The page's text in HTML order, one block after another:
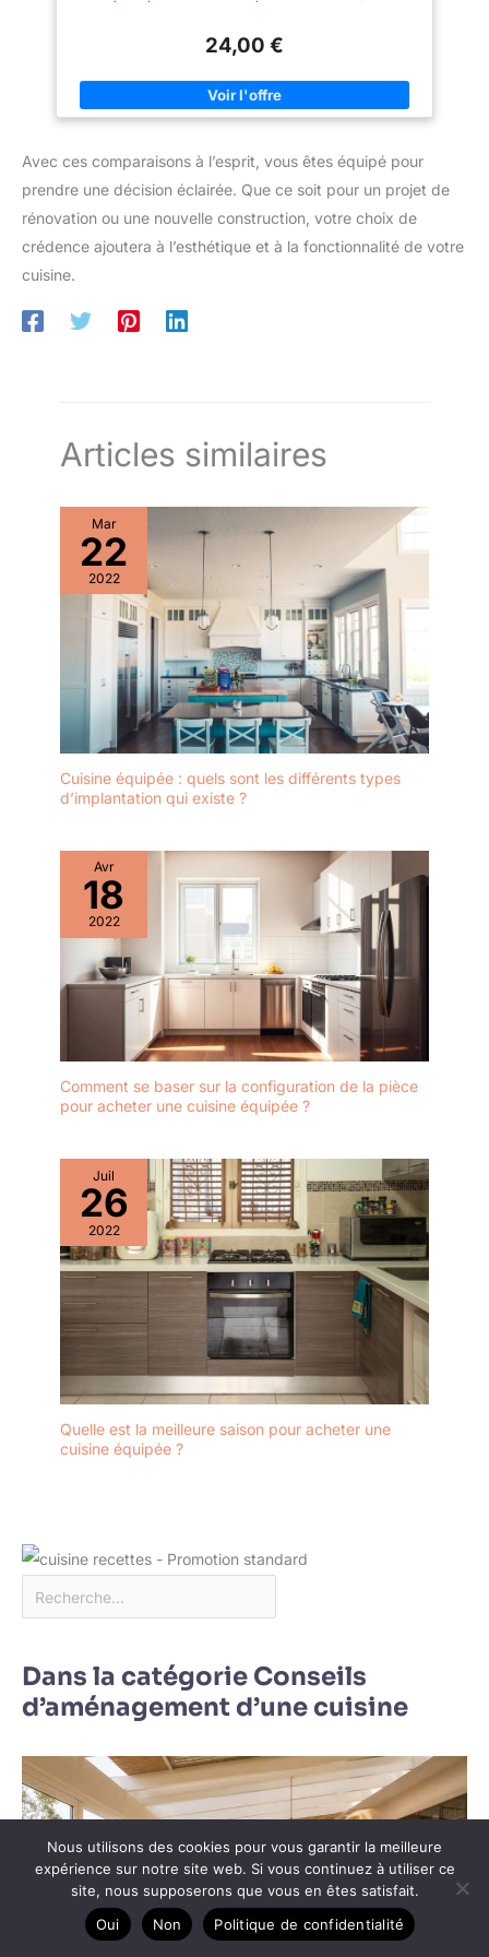
sèche pour prolonger la durée
(PVC) - 40 x 60 cm (400 x 600 mm) -
24,00 €
Avec ces comparaisons à l’esprit, vous êtes équipé pour
prendre une décision éclairée. Que ce soit pour un projet de
rénovation ou une nouvelle construction, votre choix de
crédence ajoutera à l’esthétique et à la fonctionnalité de votre
cuisine.
Articles similaires
Mar
22
2022
Cuisine équipée : quels sont les différents types
d’implantation qui existe ?
Avr
18
2022
Comment se baser sur la configuration de la pièce
pour acheter une cuisine équipée ?
Juil
26
2022
Quelle est la meilleure saison pour acheter une
cuisine équipée ?
Dans la catégorie Conseils
d’aménagement d’une cuisine
Nous utilisons des cookies pour vous garantir la meilleure
expérience sur notre site web. Si vous continuez à utiliser ce
site, nous supposerons que vous en êtes satisfait.
Oui
Non Politique de confidentialité